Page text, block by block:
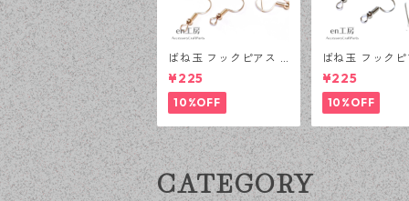
ばね玉 フックピアス K
Cゴールド 100ピース
釣針型 大容量 プチプ
ラパーツ 【en工房】
¥225
10%OFF
ばね玉 フック
シルバー 100ピ
釣針型 大容量
ラパーツ 【en
¥225
10%OFF
CATEGORY